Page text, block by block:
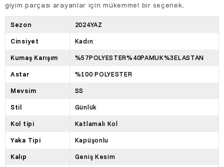
giyim parçası arayanlar için mükemmel bir seçenek.
Sezon 2024YAZ
Cinsiyet Kadın
Kumaş Karışım %57POLYESTER%40PAMUK%3ELASTAN
Astar %100 POLYESTER
Mevsim SS
Stil Günlük
Kol tipi Katlamalı Kol
Yaka Tipi Kapüşonlu
Kalıp Geniş Kesim